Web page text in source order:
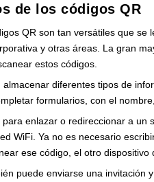
de los códigos QR
QR son tan versátiles que
y otras áreas. La gran
estos códigos.
diferentes tipos de
formularios, con el
enlazar o redireccionar a un
WiFi. Ya no es necesario
ese código, el otro dispositivo
puede enviarse una invitación